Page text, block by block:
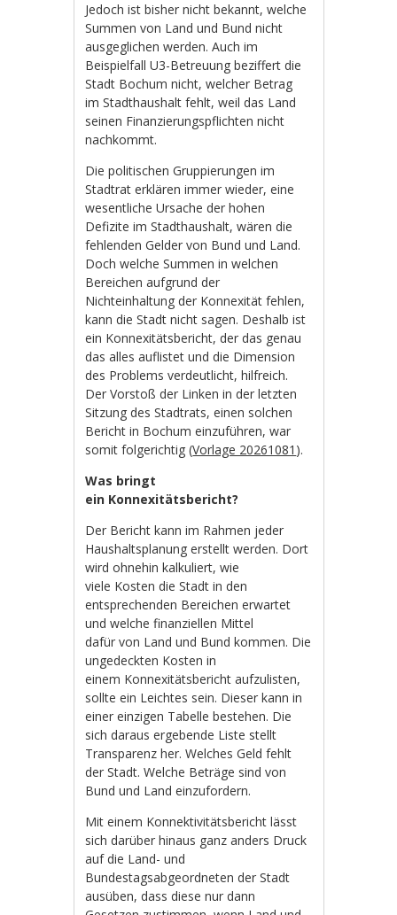
Jedoch ist bisher nicht bekannt, welche
Summen von Land und Bund nicht
ausgeglichen werden. Auch im
Beispielfall U3-Betreuung beziffert die
Stadt Bochum nicht, welcher Betrag
im Stadthaushalt fehlt, weil das Land
seinen Finanzierungspflichten nicht
nachkommt.
Die politischen Gruppierungen im
Stadtrat erklären immer wieder, eine
wesentliche Ursache der hohen
Defizite im Stadthaushalt, wären die
fehlenden Gelder von Bund und Land.
Doch welche Summen in welchen
Bereichen aufgrund der
Nichteinhaltung der Konnexität fehlen,
kann die Stadt nicht sagen. Deshalb ist
ein Konnexitätsbericht, der das genau
das alles auflistet und die Dimension
des Problems verdeutlicht, hilfreich.
Der Vorstoß der Linken in der letzten
Sitzung des Stadtrats, einen solchen
Bericht in Bochum einzuführen, war
somit folgerichtig (Vorlage 20261081 ).
Was bringt
ein Konnexitätsbericht?
Der Bericht kann im Rahmen jeder
Haushaltsplanung erstellt werden. Dort
wird ohnehin kalkuliert, wie
viele Kosten die Stadt in den
entsprechenden Bereichen erwartet
und welche finanziellen Mittel
dafür von Land und Bund kommen. Die
ungedeckten Kosten in
einem Konnexitätsbericht aufzulisten,
sollte ein Leichtes sein. Dieser kann in
einer einzigen Tabelle bestehen. Die
sich daraus ergebende Liste stellt
Transparenz her. Welches Geld fehlt
der Stadt. Welche Beträge sind von
Bund und Land einzufordern.
Mit einem Konnektivitätsbericht lässt
sich darüber hinaus ganz anders Druck
auf die Land- und
Bundestagsabgeordneten der Stadt
ausüben, dass diese nur dann